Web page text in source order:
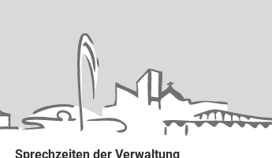
Sprechzeiten der Verwaltung